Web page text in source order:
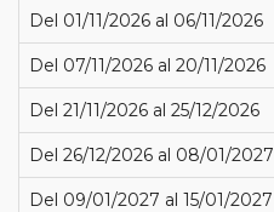
Del 01/11/2026 al 06/11/2026
Del 07/11/2026 al 20/11/2026
Del 21/11/2026 al 25/12/2026
Del 26/12/2026 al 08/01/2027
Del 09/01/2027 al 15/01/2027